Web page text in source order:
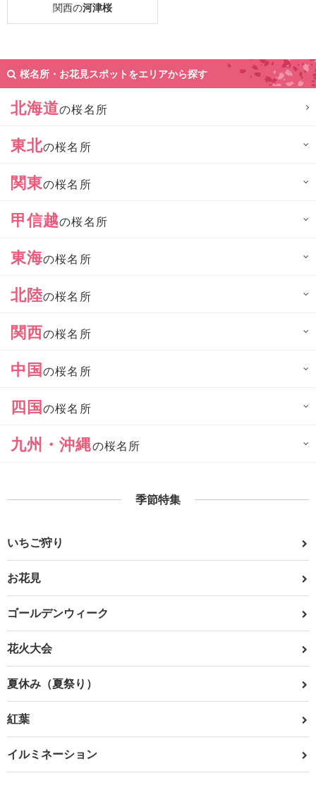
関西の河津桜
桜名所・お花見スポットをエリアから探す
北海道の桜名所
東北の桜名所
関東の桜名所
甲信越の桜名所
東海の桜名所
北陸の桜名所
関西の桜名所
中国の桜名所
四国の桜名所
九州・沖縄の桜名所
季節特集
いちご狩り
お花見
ゴールデンウィーク
花火大会
夏休み（夏祭り）
紅葉
イルミネーション